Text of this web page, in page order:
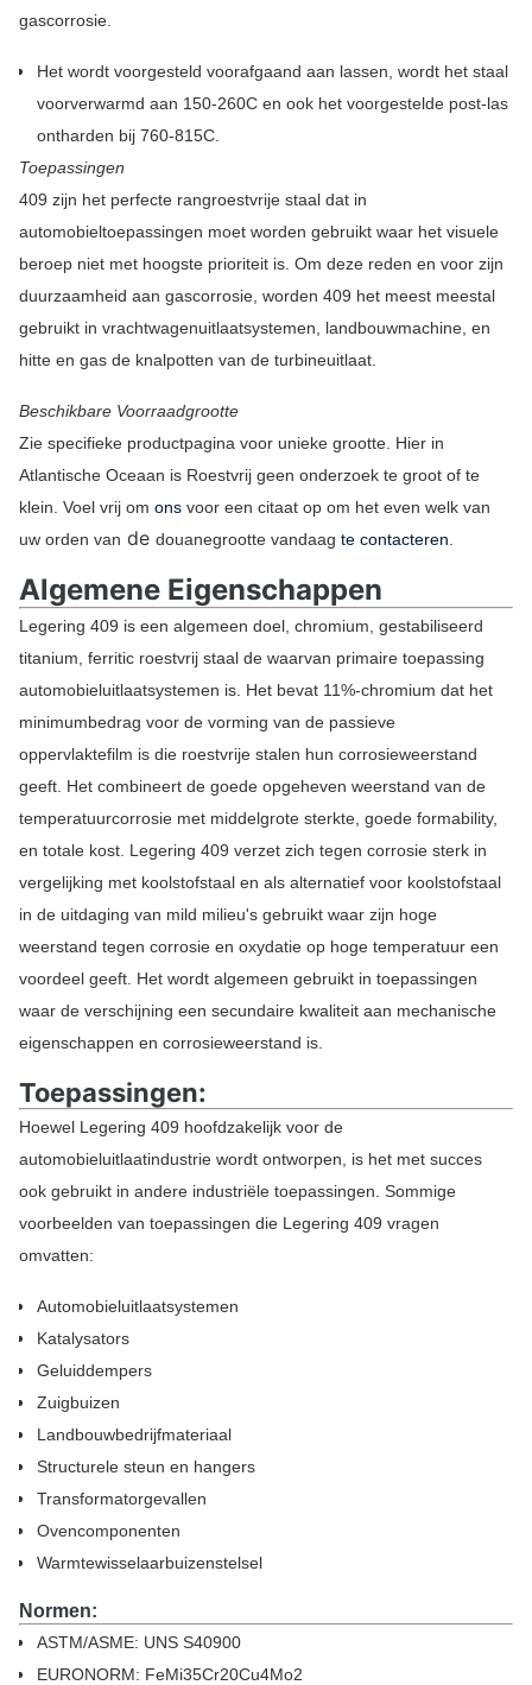
gascorrosie.
Het wordt voorgesteld voorafgaand aan lassen, wordt het staal
voorverwarmd aan 150-260C en ook het voorgestelde post-las
ontharden bij 760-815C.
Toepassingen
409 zijn het perfecte rangroestvrije staal dat in
automobieltoepassingen moet worden gebruikt waar het visuele
beroep niet met hoogste prioriteit is. Om deze reden en voor zijn
duurzaamheid aan gascorrosie, worden 409 het meest meestal
gebruikt in vrachtwagenuitlaatsystemen, landbouwmachine, en
hitte en gas de knalpotten van de turbineuitlaat.
Beschikbare Voorraadgrootte
Zie specifieke productpagina voor unieke grootte. Hier in
Atlantische Oceaan is Roestvrij geen onderzoek te groot of te
klein. Voel vrij om ons voor een citaat op om het even welk van
uw orden van de douanegrootte vandaag te contacteren
Algemene Eigenschappen
Legering 409 is een algemeen doel, chromium, gestabiliseerd
titanium, ferritic roestvrij staal de waarvan primaire toepassing
automobieluitlaatsystemen is. Het bevat 11%-chromium dat het
minimumbedrag voor de vorming van de passieve
oppervlaktefilm is die roestvrije stalen hun corrosieweerstand
geeft. Het combineert de goede opgeheven weerstand van de
temperatuurcorrosie met middelgrote sterkte, goede formability,
en totale kost. Legering 409 verzet zich tegen corrosie sterk in
vergelijking met koolstofstaal en als alternatief voor koolstofstaal
in de uitdaging van mild milieu's gebruikt waar zijn hoge
weerstand tegen corrosie en oxydatie op hoge temperatuur een
voordeel geeft. Het wordt algemeen gebruikt in toepassingen
waar de verschijning een secundaire kwaliteit aan mechanische
eigenschappen en corrosieweerstand is.
Toepassingen:
Hoewel Legering 409 hoofdzakelijk voor de
automobieluitlaatindustrie wordt ontworpen, is het met succes
ook gebruikt in andere industriële toepassingen. Sommige
voorbeelden van toepassingen die Legering 409 vragen
omvatten:
Automobieluitlaatsystemen
Katalysators
Geluiddempers
Zuigbuizen
Landbouwbedrijfmateriaal
Structurele steun en hangers
Transformatorgevallen
Ovencomponenten
Warmtewisselaarbuizenstelsel
Normen:
ASTM/ASME: UNS S40900
EURONORM: FeMi35Cr20Cu4Mo2